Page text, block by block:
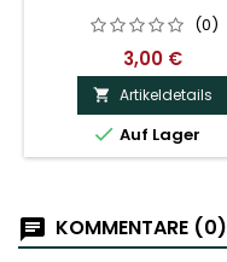
(0)
3,00 €
 Artikeldetails
 Auf Lager
KOMMENTARE (0)